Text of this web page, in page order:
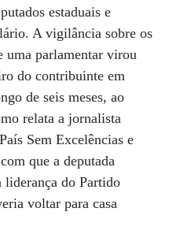
estaduais e
A vigilância sobre os
uma parlamentar virou
do contribuinte em
de seis meses, ao
relata a jornalista
Sem Excelências e
que a deputada
liderança do Partido
voltar para casa